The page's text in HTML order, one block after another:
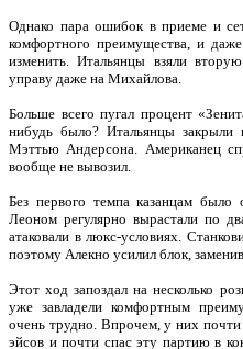
Однако пара ошибок в приеме и
комфортного преимущества, и
изменить. Итальянцы взяли
управу даже на Михайлова.
Больше всего пугал процент
нибудь было? Итальянцы
Мэттью Андерсона. Американец
вообще не вывозил.
Без первого темпа казанцам
Леоном регулярно вырастали по
атаковали в люкс-условиях.
поэтому Алекно усилил блок,
Этот ход запоздал на несколько
уже завладели комфортным
очень трудно. Впрочем, у них почти
эйсов и почти спас эту партию в